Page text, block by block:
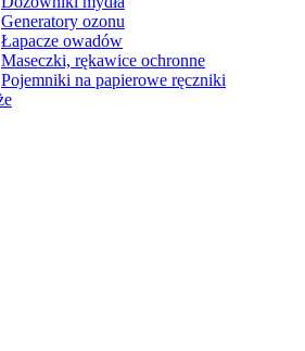
Generatory ozonu
Łapacze owadów
Maseczki, rękawice ochronne
Pojemniki na papierowe ręczniki